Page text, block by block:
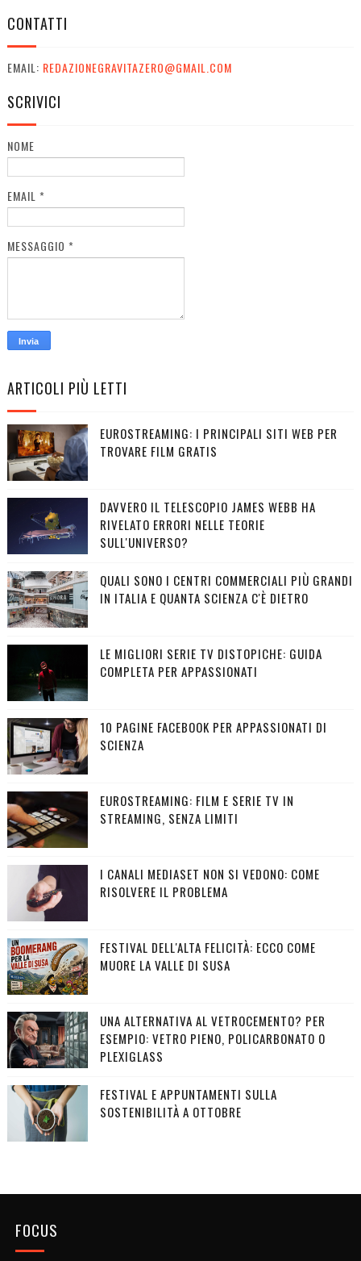
CONTATTI
EMAIL: REDAZIONEGRAVITAZERO@GMAIL.COM
SCRIVICI
NOME
EMAIL *
MESSAGGIO *
ARTICOLI PIÙ LETTI
EUROSTREAMING: I PRINCIPALI SITI WEB PER
TROVARE FILM GRATIS
DAVVERO IL TELESCOPIO JAMES WEBB HA
RIVELATO ERRORI NELLE TEORIE
SULL'UNIVERSO?
QUALI SONO I CENTRI COMMERCIALI PIÙ GRANDI
IN ITALIA E QUANTA SCIENZA C'È DIETRO
LE MIGLIORI SERIE TV DISTOPICHE: GUIDA
COMPLETA PER APPASSIONATI
10 PAGINE FACEBOOK PER APPASSIONATI DI
SCIENZA
EUROSTREAMING: FILM E SERIE TV IN
STREAMING, SENZA LIMITI
I CANALI MEDIASET NON SI VEDONO: COME
RISOLVERE IL PROBLEMA
FESTIVAL DELL'ALTA FELICITÀ: ECCO COME
MUORE LA VALLE DI SUSA
UNA ALTERNATIVA AL VETROCEMENTO? PER
ESEMPIO: VETRO PIENO, POLICARBONATO O
PLEXIGLASS
FESTIVAL E APPUNTAMENTI SULLA
SOSTENIBILITÀ A OTTOBRE
FOCUS